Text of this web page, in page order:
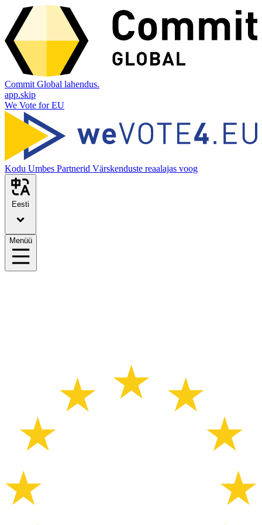
Commit Global lahendus.
app.skip
We Vote for EU
Kodu Umbes Partnerid Värskenduste reaalajas voog
Eesti
Menüü